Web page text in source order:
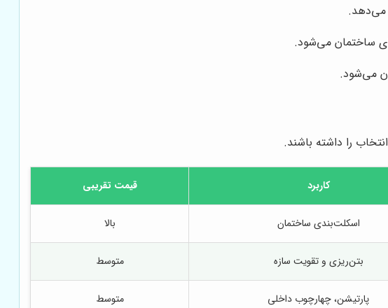
می‌دهد.
ساختمان می‌شود.
می‌شود.
را داشته باشند.
کاربرد قیمت تقریبی
اسکلت‌بندی ساختمان بالا
بتن‌ریزی و تقویت سازه متوسط
پارتیشن، چهارچوب داخلی متوسط